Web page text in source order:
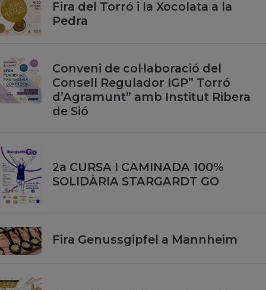
Fira del Torró i la Xocolata a la
Pedra
Conveni de col·laboració del
Consell Regulador IGP” Torró
d’Agramunt” amb Institut Ribera
de Sió
2a CURSA I CAMINADA 100%
SOLIDÀRIA STARGARDT GO
Fira Genussgipfel a Mannheim